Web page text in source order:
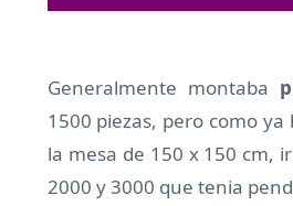
Generalmente montaba
1500 piezas, pero como
la mesa de 150 x 150 cm,
2000 y 3000 que tenia